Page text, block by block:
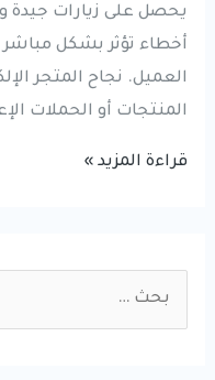
يحصل على زيارات
أخطاء تؤثر بشكل
العميل. نجاح المتجر
المنتجات أو الحملات
أخطاء
تمنع
المبيعات
قراءة المزيد »